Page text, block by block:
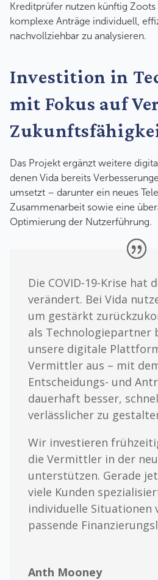
Kreditprüfer nutzen künftig
komplexe Anträge individuell,
nachvollziehbar zu analysieren.
Investition in
mit Fokus auf
Das Projekt ergänzt weitere
denen Vida bereits
umsetzt – darunter ein neues
Zusammenarbeit sowie eine
Optimierung der Nutzerführung.
Die COVID-19-Krise hat
verändert. Bei Vida
um gestärkt
als Technologiepartner
unsere digitale
Vermittler aus – mit
Entscheidungs- und
dauerhaft besser,
verlässlicher zu
Wir investieren
die Vermittler in der
unterstützen. Gerade
viele Kunden
individuelle Situationen
passende
Anth Mooney